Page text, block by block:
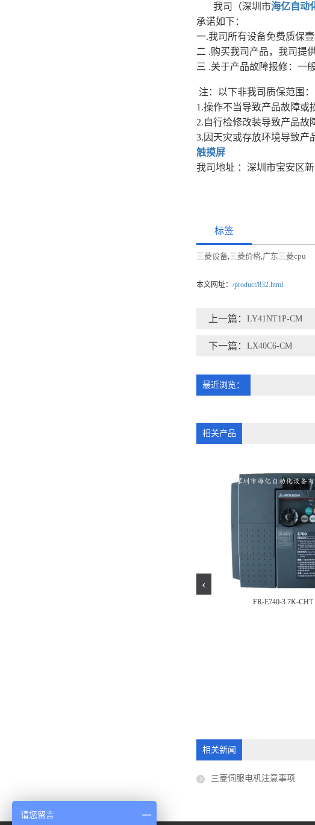
我司（深圳市海亿自动
承诺如下：
一.我司所有设备免费质保壹
二 .购买我司产品，我司提
三 .关于产品故障报修：一
注：以下非我司质保范围：
1.操作不当导致产品故障或
2.自行检修改装导致产品故
3.因天灾或存放环境导致产
触摸屏
我司地址 ：深圳市宝安区
标签
三菱设备,三菱价格,广东三菱cpu
本文网址：/product/832.html
上一篇：LY41NT1P-CM
下一篇：LX40C6-CM
最近浏览：
相关产品
FR-E740-3.7K-CHT
‹
相关新闻
三菱伺服电机注意事项
请您留言